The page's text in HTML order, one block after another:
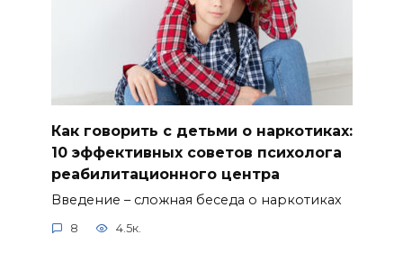
Как говорить с детьми о наркотиках:
10 эффективных советов психолога
реабилитационного центра
Введение – сложная беседа о наркотиках
8 4.5к.